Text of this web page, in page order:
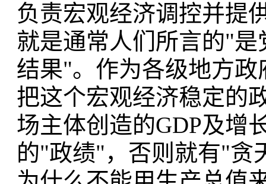
负责宏观经济调控并提
就是通常人们所言的"
结果"。作为各级地方
把这个宏观经济稳定的
场主体创造的GDP及增
的"政绩"，否则就有"贪